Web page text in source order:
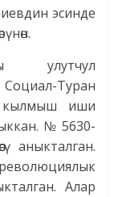
эсинде
улутчул
Туран
кылмыш иши
№ 5630-
аныкталган.
Алар